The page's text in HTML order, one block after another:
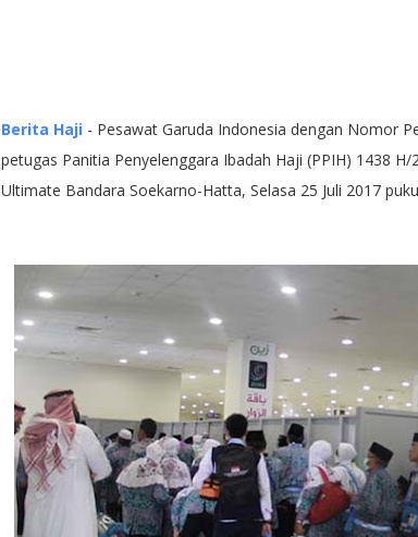
Berita Haji- Pesawat Garuda Indonesia dengan Nomor
petugas Panitia Penyelenggara Ibadah Haji (PPIH) 1438
Ultimate Bandara Soekarno-Hatta, Selasa 25 Juli 2017